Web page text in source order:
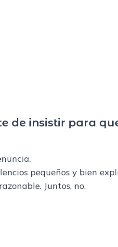
de insistir para
pequeños y bien
Juntos, no.